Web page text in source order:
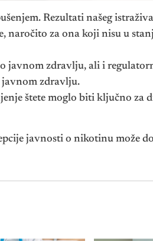
Rezultati našeg
za ona koji nisu u
javnom zdravlju, ali i
javnom zdravlju.
štete moglo biti ključno za
javnosti o nikotinu može